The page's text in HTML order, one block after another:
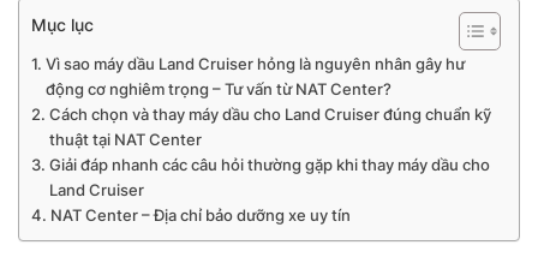
Mục lục
Vì sao máy dầu Land Cruiser hỏng là nguyên nhân gây hư
động cơ nghiêm trọng – Tư vấn từ NAT Center?
Cách chọn và thay máy dầu cho Land Cruiser đúng chuẩn kỹ
thuật tại NAT Center
Giải đáp nhanh các câu hỏi thường gặp khi thay máy dầu cho
Land Cruiser
NAT Center – Địa chỉ bảo dưỡng xe uy tín